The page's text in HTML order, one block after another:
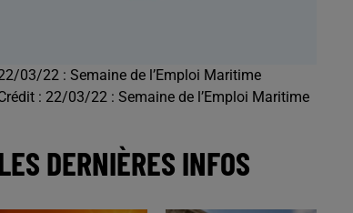
03/22 : Semaine de l’Emploi Maritime
: 22/03/22 : Semaine de l’Emploi Maritime
DERNIÈRES INFOS